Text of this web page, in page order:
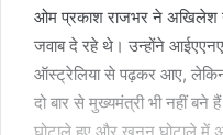
ओम प्रकाश राजभर ने अखिलेश
जवाब दे रहे थे। उन्होंने
ऑस्ट्रेलिया से पढ़कर आए,
दो बार से मुख्यमंत्री भी नहीं